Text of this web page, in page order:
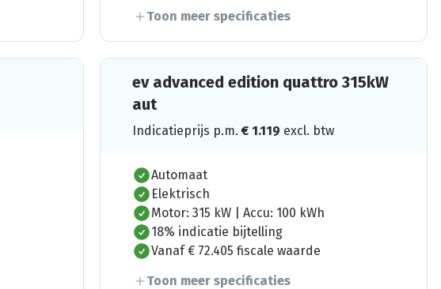
Toon meer specificaties
ev advanced edition quattro 315kW
aut
Indicatieprijs p.m.€ 1.119 excl. btw
Automaat
Elektrisch
Motor: 315 kW | Accu: 100 kWh
18% indicatie bijtelling
Vanaf € 72.405 fiscale waarde
Toon meer specificaties